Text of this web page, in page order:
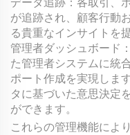
データ追跡：各取引、
が追跡され、顧客行動
る貴重なインサイトを
管理者ダッシュボード
た管理者システムに統
ポート作成を実現しま
タに基づいた意思決定
ができます。
これらの管理機能によ